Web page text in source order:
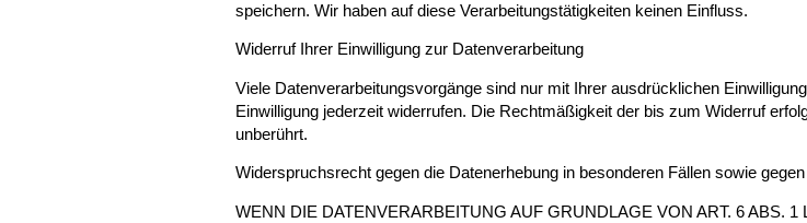
speichern. Wir haben auf diese Verarbeitungstätigkeiten keinen Einfluss.
Widerruf Ihrer Einwilligung zur Datenverarbeitung
Viele Datenverarbeitungsvorgänge sind nur mit Ihrer ausdrücklichen
Einwilligung jederzeit widerrufen. Die Rechtmäßigkeit der bis zum Widerruf
unberührt.
Widerspruchsrecht gegen die Datenerhebung in besonderen Fällen sowie
WENN DIE DATENVERARBEITUNG AUF GRUNDLAGE VON ART. 6 ABS.